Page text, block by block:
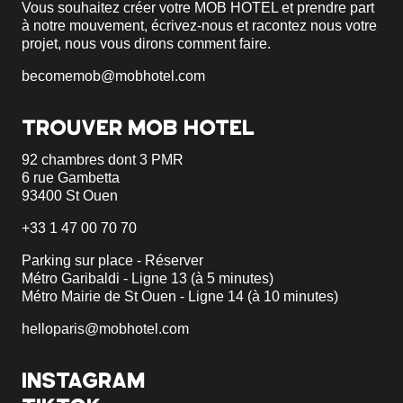
Vous souhaitez créer votre MOB HOTEL et prendre part
à notre mouvement, écrivez-nous et racontez nous votre
projet, nous vous dirons comment faire.
becomemob@mobhotel.com
TROUVER MOB HOTEL
92 chambres dont 3 PMR
6 rue Gambetta
93400 St Ouen
+33 1 47 00 70 70
Parking sur place - Réserver
Métro Garibaldi - Ligne 13 (à 5 minutes)
Métro Mairie de St Ouen - Ligne 14 (à 10 minutes)
helloparis@mobhotel.com
INSTAGRAM